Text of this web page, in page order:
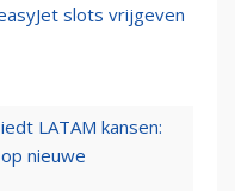
slots vrijgeven
LATAM kansen:
nieuwe